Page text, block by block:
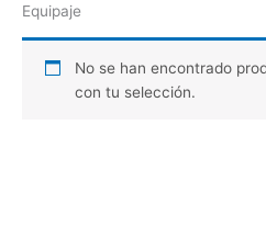
Equipaje
No se han encontrado
con tu selección.